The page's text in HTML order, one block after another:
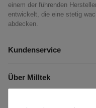
einem der führenden
entwickelt, die eine stetig
abdecken.
Kundenservice
Über Milltek